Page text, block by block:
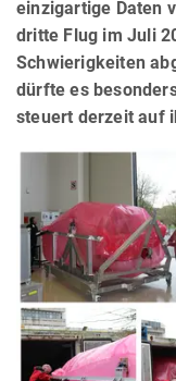
einzigartige Daten
dritte Flug im Juli
Schwierigkeiten
dürfte es
steuert derzeit auf